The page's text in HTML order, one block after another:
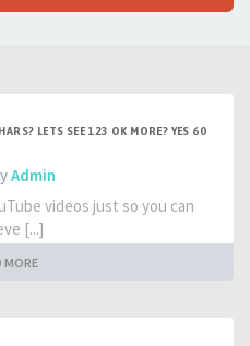
LETS SEE 123 OK MORE? YES 60
Admin
videos just so you can
[...]
MORE